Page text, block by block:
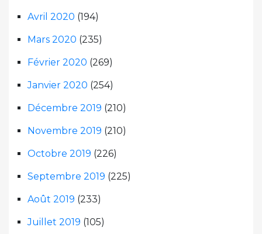
Avril 2020 (194)
Mars 2020 (235)
Février 2020 (269)
Janvier 2020 (254)
Décembre 2019 (210)
Novembre 2019 (210)
Octobre 2019 (226)
Septembre 2019 (225)
Août 2019 (233)
Juillet 2019 (105)